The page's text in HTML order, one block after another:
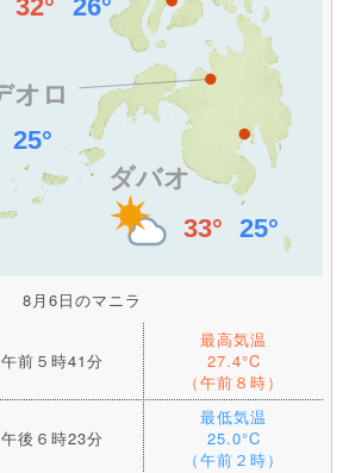
8月6日のマニラ
午前５時41分
最高気温
27.4°C
（午前８時）
午後６時23分
最低気温
25.0°C
（午前２時）